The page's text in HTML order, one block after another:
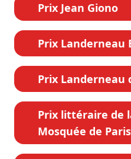
Prix Jean Giono
Prix Landerneau
Prix Landerneau
Prix littéraire de
Mosquée de